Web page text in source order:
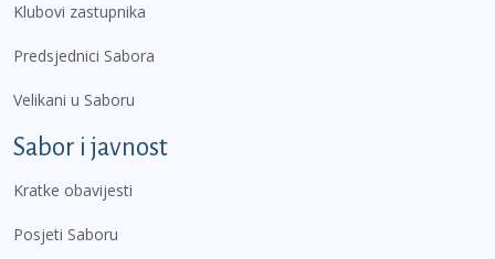
Klubovi zastupnika
Predsjednici Sabora
Velikani u Saboru
Sabor i javnost
Kratke obavijesti
Posjeti Saboru